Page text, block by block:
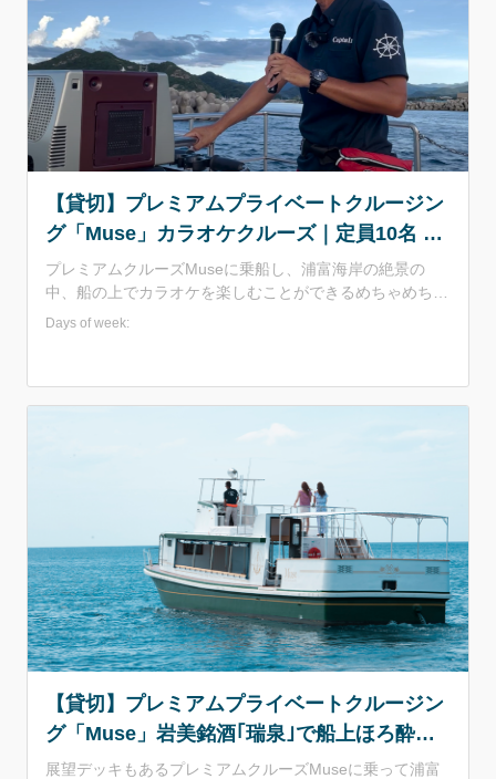
が乗船する場合は状況により定員の制限をする場合がござ
います。 ※マナーパンツ、リード着用必須。 ※狂犬病・
混合ワクチンの予防接種を受けていない場合はご利用いた
だけません。 ※海上状況により欠航、中止となる場合がご
ざいます。 ※催行人数に満たない場合、中止となる場合が
ございます。
【貸切】プレミアムプライベートクルージン
グ「Muse」カラオケクルーズ｜定員10名 展
望デッキ付
プレミアムクルーズMuseに乗船し、浦富海岸の絶景の
中、船の上でカラオケを楽しむことができるめちゃめちゃ
贅沢で開放感バツグンな遊覧船！ 自然の中でのカラオ
して乗り組む場合は24名までOK）
Days of week:
【貸切】プレミアムプライベートクルージン
グ「Muse」岩美銘酒｢瑞泉｣で船上ほろ酔い
プラン｜定員10名 展望デッキ付
展望デッキもあるプレミアムクルーズMuseに乗って浦富